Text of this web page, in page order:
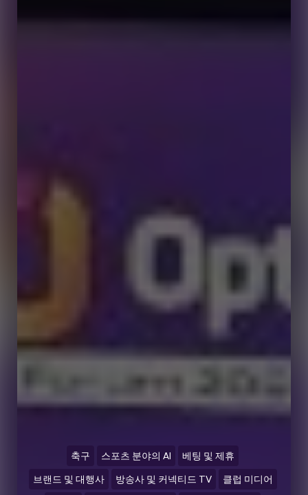
축구 스포츠 분야의 AI 베팅 및 제휴
브랜드 및 대행사 방송사 및 커넥티드 TV 클럽 미디어